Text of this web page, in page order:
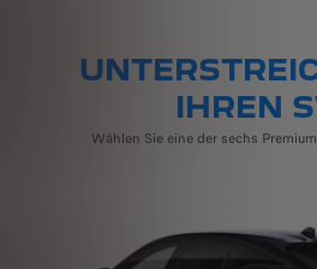
IHREN
Wählen Sie eine der sechs